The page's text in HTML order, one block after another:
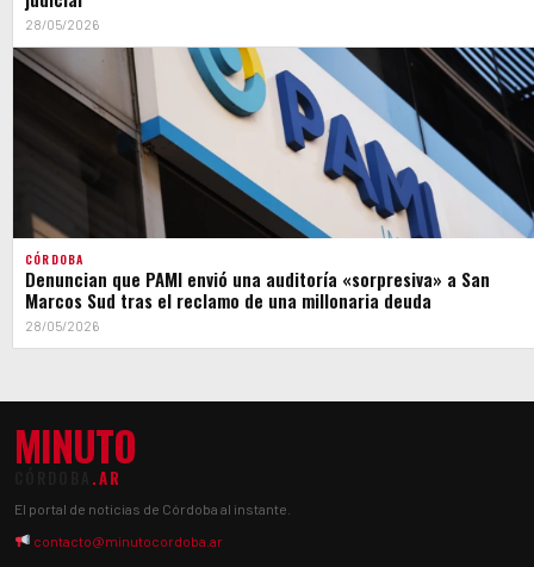
28/05/2026
CÓRDOBA
Denuncian que PAMI envió una auditoría «sorpresiva» a San
Marcos Sud tras el reclamo de una millonaria deuda
28/05/2026
MINUTO
.AR
El portal de noticias de Córdoba al instante.
contacto@minutocordoba.ar